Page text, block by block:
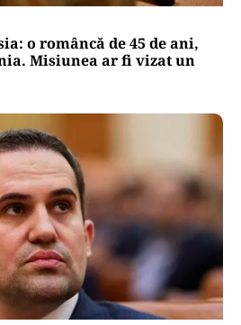
o româncă de 45 de ani,
Misiunea ar fi vizat un